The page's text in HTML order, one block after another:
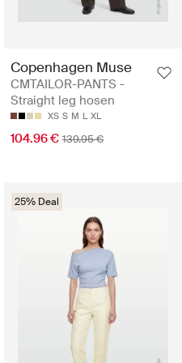
Copenhagen Muse
CMTAILOR-PANTS -
Straight leg hosen
XS S M L XL
104.96 € 139.95 €
25% Deal